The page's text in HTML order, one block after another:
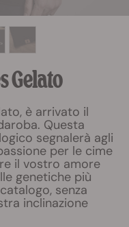
Gelato
è arrivato il
Questa
segnalerà agli
per le cime
il vostro amore
genetiche più
senza
inclinazione